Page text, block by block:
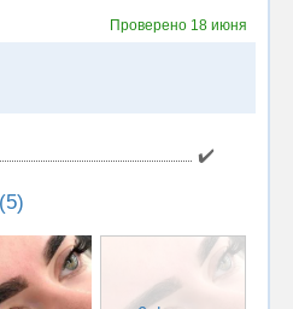
Проверено 18 июня
✔️